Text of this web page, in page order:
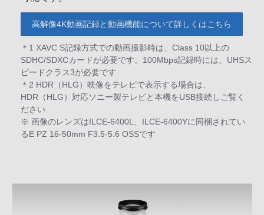
高解像4K動画記録と動画機能について詳しくはこちら
＊1 XAVC S記録方式での動画撮影時は、Class 10以上の
SDHC/SDXCカードが必要です。100Mbps記録時には、UHSス
ピードクラス3が必要です
＊2 HDR（HLG）映像をテレビで表示する場合は、
HDR（HLG）対応ソニー製テレビと本機をUSB接続しご覧く
ださい
※ 画像のレンズはILCE-6400L、ILCE-6400Yに同梱されてい
るE PZ 16-50mm F3.5-5.6 OSSです